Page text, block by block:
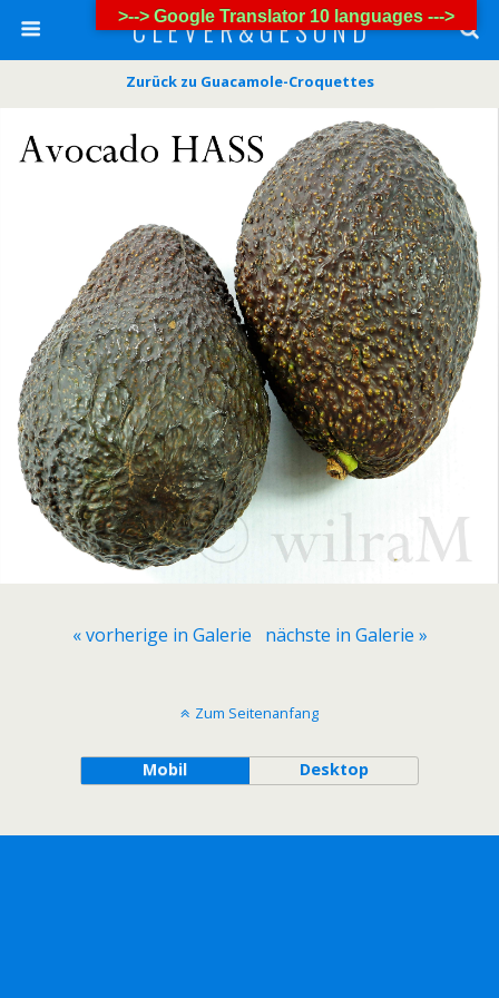
C L E V E R & G E S U N D
Zurück zu Guacamole-Croquettes
« vorherige in Galerie nächste in Galerie »
Zum Seitenanfang
Mobil Desktop
>--> Google Translator 10 languages --->